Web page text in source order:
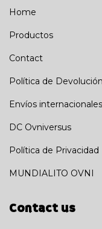
Home
Productos
Contact
Política de Devolución
Envíos internacionales
DC Ovniversus
Política de Privacidad
MUNDIALITO OVNI
Contact us